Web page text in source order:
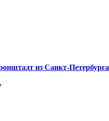
из Санкт-Петербурга